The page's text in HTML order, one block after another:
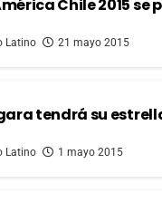
Chile 2015 se
Latino 21 mayo 2015
tendrá su
Latino 1 mayo 2015